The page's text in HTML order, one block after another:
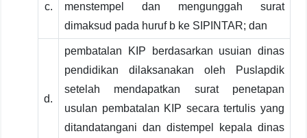
c.
menstempel dan mengunggah surat
dimaksud pada huruf b ke SIPINTAR; dan
d.
pembatalan KIP berdasarkan usuian dinas
pendidikan dilaksanakan oleh Puslapdik
setelah mendapatkan surat penetapan
usulan pembatalan KIP secara tertulis yang
ditandatangani dan distempel kepala dinas